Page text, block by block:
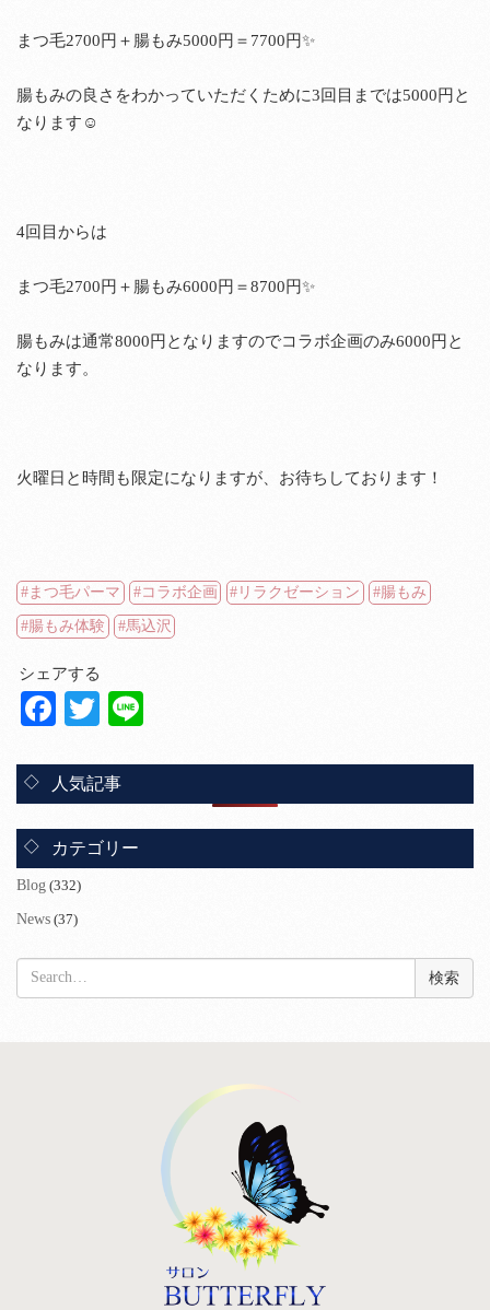
まつ毛2700円＋腸もみ5000円＝7700円✨
腸もみの良さをわかっていただくために3回目までは5000円と
なります☺️
4回目からは
まつ毛2700円＋腸もみ6000円＝8700円✨
腸もみは通常8000円となりますのでコラボ企画のみ6000円と
なります。
火曜日と時間も限定になりますが、お待ちしております！
まつ毛パーマ コラボ企画 リラクゼーション 腸もみ
腸もみ体験 馬込沢
シェアする
Facebook
Twitter
人気記事
カテゴリー
Blog (332)
News (37)
索: